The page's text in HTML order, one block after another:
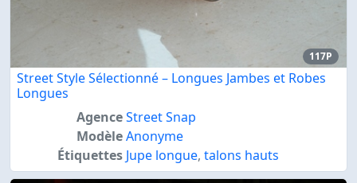
117P
Street Style Sélectionné – Longues Jambes et Robes
Longues
AgenceStreet Snap
ModèleAnonyme
Étiquettes Jupe longue, talons hauts